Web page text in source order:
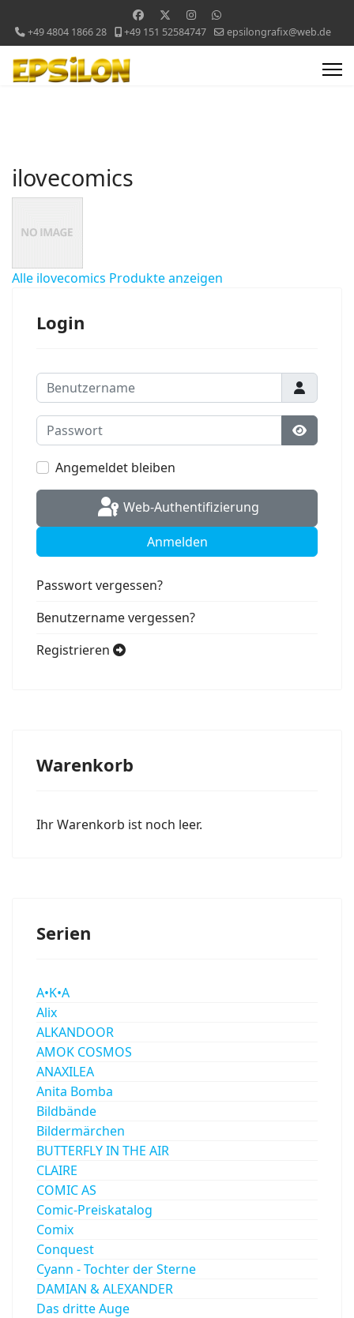
+49 4804 1866 28 +49 151 52584747 epsilongrafix@web.de
ilovecomics
Alle ilovecomics Produkte anzeigen
Login
Benutzername
Passwort
Angemeldet bleiben
Web-Authentifizierung
Anmelden
Passwort vergessen?
Benutzername vergessen?
Registrieren
Warenkorb
Ihr Warenkorb ist noch leer.
Serien
A•K•A
Alix
ALKANDOOR
AMOK COSMOS
ANAXILEA
Anita Bomba
Bildbände
Bildermärchen
BUTTERFLY IN THE AIR
CLAIRE
COMIC AS
Comic-Preiskatalog
Comix
Conquest
Cyann - Tochter der Sterne
DAMIAN & ALEXANDER
Das dritte Auge